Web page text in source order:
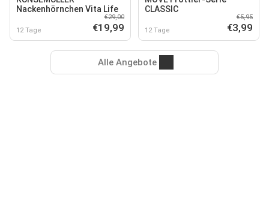
Nackenhörnchen Vita Life
12 Tage
€29,00
€19,99
CLASSIC
12 Tage
€5,95
€3,99
Alle Angebote